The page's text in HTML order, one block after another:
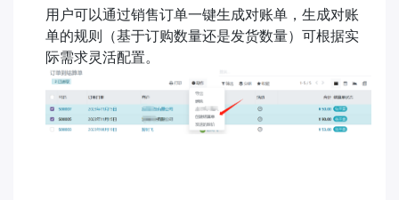
用户可以通过销售订单一键生成对账单，生成对账
单的规则（基于订购数量还是发货数量）可根据实
际需求灵活配置。